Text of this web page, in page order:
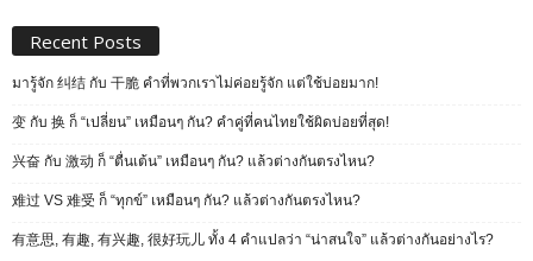
Recent Posts
มารู้จัก 纠结 กับ 干脆 คำที่พวกเราไม่ค่อยรู้จัก แต่ใช้บ่อยมาก!
变 กับ 换 ก็ “เปลี่ยน” เหมือนๆ กัน? คำคู่ที่คนไทยใช้ผิดบ่อยที่สุด!
兴奋 กับ 激动 ก็ “ตื่นเต้น” เหมือนๆ กัน? แล้วต่างกันตรงไหน?
难过 VS 难受 ก็ “ทุกข์” เหมือนๆ กัน? แล้วต่างกันตรงไหน?
有意思, 有趣, 有兴趣, 很好玩儿 ทั้ง 4 คำแปลว่า “น่าสนใจ” แล้วต่างกันอย่างไร?